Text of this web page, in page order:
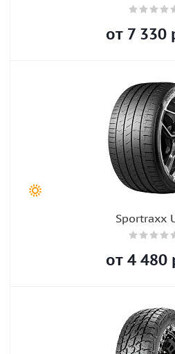
от 7 330
Sportraxx
от 4 480